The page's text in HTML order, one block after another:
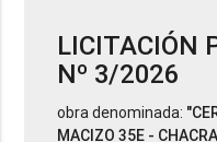
LICITACIÓN
Nº 3/2026
obra denominada:
MACIZO 35E -